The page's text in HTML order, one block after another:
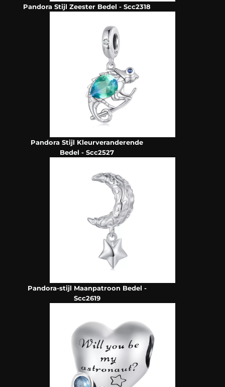
Pandora Stijl Zeester Bedel - Scc2318
Pandora Stijl Kleurveranderende
Bedel - Scc2527
Pandora-stijl Maanpatroon Bedel -
Scc2619